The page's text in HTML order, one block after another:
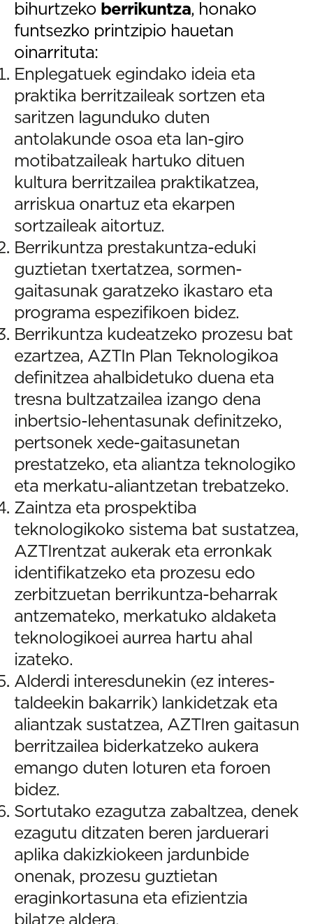
bihurtzeko berrikuntza, honako
funtsezko printzipio hauetan
oinarrituta:
Enplegatuek egindako ideia eta
praktika berritzaileak sortzen eta
saritzen lagunduko duten
antolakunde osoa eta lan-giro
motibatzaileak hartuko dituen
kultura berritzailea praktikatzea,
arriskua onartuz eta ekarpen
sortzaileak aitortuz.
Berrikuntza prestakuntza-eduki
guztietan txertatzea, sormen-
gaitasunak garatzeko ikastaro eta
programa espezifikoen bidez.
Berrikuntza kudeatzeko prozesu bat
ezartzea, AZTIn Plan Teknologikoa
definitzea ahalbidetuko duena eta
tresna bultzatzailea izango dena
inbertsio-lehentasunak definitzeko,
pertsonek xede-gaitasunetan
prestatzeko, eta aliantza teknologiko
eta merkatu-aliantzetan trebatzeko.
Zaintza eta prospektiba
teknologikoko sistema bat sustatzea,
AZTIrentzat aukerak eta erronkak
identifikatzeko eta prozesu edo
zerbitzuetan berrikuntza-beharrak
antzemateko, merkatuko aldaketa
teknologikoei aurrea hartu ahal
izateko.
Alderdi interesdunekin (ez interes-
taldeekin bakarrik) lankidetzak eta
aliantzak sustatzea, AZTIren gaitasun
berritzailea biderkatzeko aukera
emango duten loturen eta foroen
bidez.
Sortutako ezagutza zabaltzea, denek
ezagutu ditzaten beren jarduerari
aplika dakizkiokeen jardunbide
onenak, prozesu guztietan
eraginkortasuna eta efizientzia
bilatze aldera.